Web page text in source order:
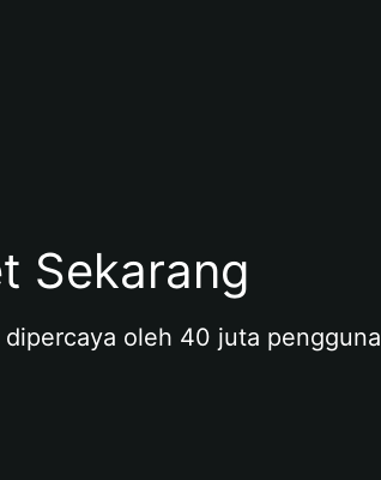
Sekarang
oleh 40 juta pengguna